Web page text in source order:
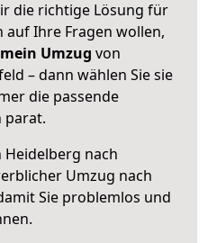
die richtige Lösung für
auf Ihre Fragen wollen,
Umzug von
– dann wählen Sie sie
die passende
parat.
Heidelberg nach
Umzug nach
Sie problemlos und